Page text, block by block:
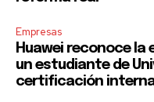
Empresas
Huawei reconoce la
un estudiante de
certificación